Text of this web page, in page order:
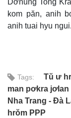
Dơnung Tong
kom păn, anih
anih tuai hyu
Tags:
Tŭ ư
man pơkra
Nha Trang - Đà
hrŏm PPP